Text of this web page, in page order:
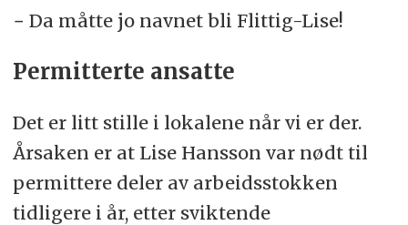
− Da måtte jo navnet bli Flittig-Lise!
Permitterte ansatte
Det er litt stille i lokalene når vi er der.
Årsaken er at Lise Hansson var nødt til
permittere deler av arbeidsstokken
tidligere i år, etter sviktende